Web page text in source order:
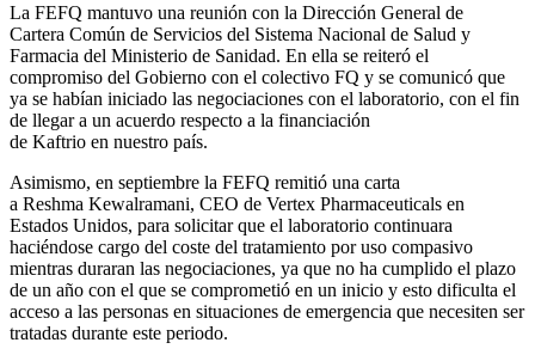
La FEFQ mantuvo una reunión con la Dirección General de
Cartera Común de Servicios del Sistema Nacional de Salud y
Farmacia del Ministerio de Sanidad. En ella se reiteró el
compromiso del Gobierno con el colectivo FQ y se comunicó que
ya se habían iniciado las negociaciones con el laboratorio, con el fin
de llegar a un acuerdo respecto a la financiación
de Kaftrio en nuestro país.
Asimismo, en septiembre la FEFQ remitió una carta
a Reshma Kewalramani, CEO de Vertex Pharmaceuticals en
Estados Unidos, para solicitar que el laboratorio continuara
haciéndose cargo del coste del tratamiento por uso compasivo
mientras duraran las negociaciones, ya que no ha cumplido el plazo
de un año con el que se comprometió en un inicio y esto dificulta el
acceso a las personas en situaciones de emergencia que necesiten ser
tratadas durante este periodo.